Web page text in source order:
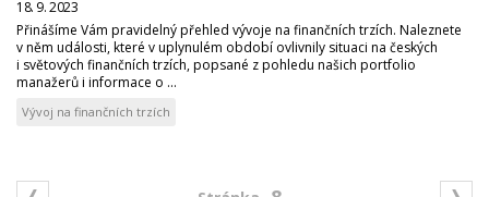
18. 9. 2023
Přinášíme Vám pravidelný přehled vývoje na finančních trzích. Naleznete
v něm události, které v uplynulém období ovlivnily situaci na českých
i světových finančních trzích, popsané z pohledu našich portfolio
manažerů i informace o ...
Vývoj na finančních trzích